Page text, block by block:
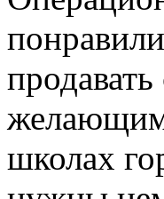
школах